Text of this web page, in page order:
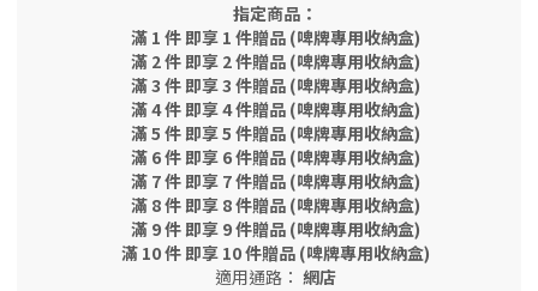
指定商品：
滿 1 件 即享 1 件贈品 (啤牌專用收納盒)
滿 2 件 即享 2 件贈品 (啤牌專用收納盒)
滿 3 件 即享 3 件贈品 (啤牌專用收納盒)
滿 4 件 即享 4 件贈品 (啤牌專用收納盒)
滿 5 件 即享 5 件贈品 (啤牌專用收納盒)
滿 6 件 即享 6 件贈品 (啤牌專用收納盒)
滿 7 件 即享 7 件贈品 (啤牌專用收納盒)
滿 8 件 即享 8 件贈品 (啤牌專用收納盒)
滿 9 件 即享 9 件贈品 (啤牌專用收納盒)
滿 10 件 即享 10 件贈品 (啤牌專用收納盒)
適用通路： 網店